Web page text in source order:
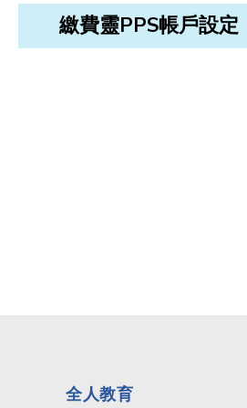
繳費靈PPS帳戶設定
全人教育